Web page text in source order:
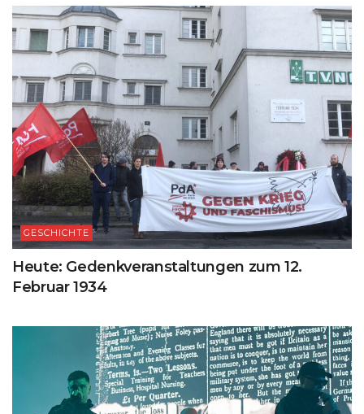
GESCHICHTE
Heute: Gedenkveranstaltungen zum 12.
Februar 1934